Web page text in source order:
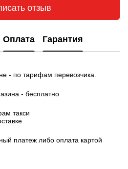
отзыв
Оплата Гарантия
- по тарифам перевозчика.
- бесплатно
такси
платеж либо оплата картой